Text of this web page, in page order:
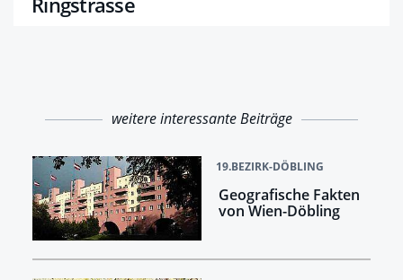
weitere interessante Beiträge
19.BEZIRK-DÖBLING
Geografische Fakten
von Wien-Döbling